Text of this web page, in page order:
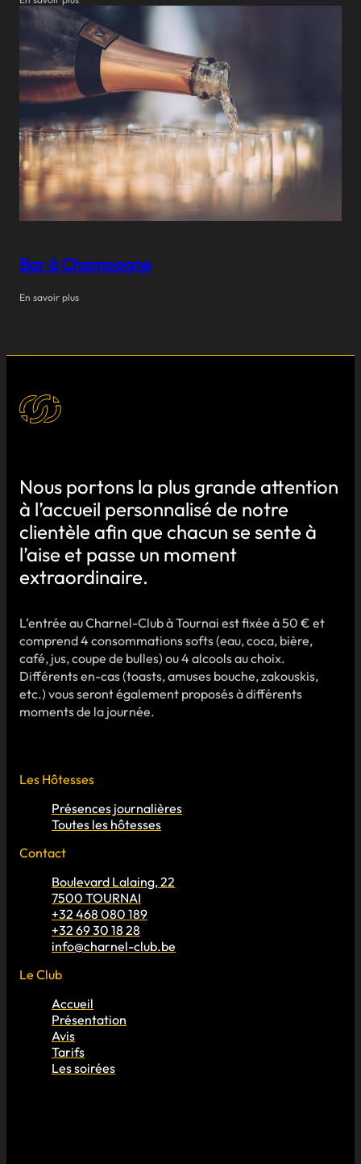
Bar à Champagne
En savoir plus
Nous portons la plus grande attention
à l’accueil personnalisé de notre
clientèle afin que chacun se sente à
l’aise et passe un moment
extraordinaire.
L’entrée au Charnel-Club à Tournai est fixée à 50 € et
comprend 4 consommations softs (eau, coca, bière,
café, jus, coupe de bulles) ou 4 alcools au choix.
Différents en-cas (toasts, amuses bouche, zakouskis,
etc.) vous seront également proposés à différents
moments de la journée.
Les Hôtesses
Présences journalières
Toutes les hôtesses
Contact
Boulevard Lalaing, 22
7500 TOURNAI
+32 468 080 189
+32 69 30 18 28
info@charnel-club.be
Le Club
Accueil
Présentation
Avis
Tarifs
Les soirées